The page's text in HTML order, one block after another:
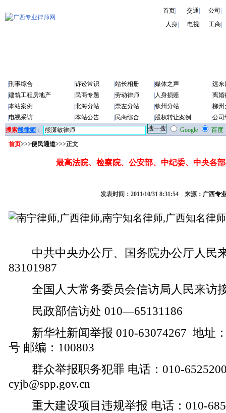
首页| 交通 公司
人身
电视 工商
刑事综合 诉讼常识 站长相册 媒体之声
远东
建筑工程房地产 民商专题 劳动律师 人身损赔
离婚
本站案例 北海分站 崇左分站 钦州分站
柳州
电视采访 本站公告 民商综合 股权转让案例
公司
搜索熊律师 ： Google
百度
首页>>>便民通道>>>正文
最高法院、检察院、公安部、中纪委、中央各
发表时间：2011/10/31 8:31:54 来源： 广西专
中共中央办公厅、国务院办公厅人民
83101987
全国人大常务委员会信访局人民来访
民政部信访处 010—65131186
新华社新闻举报 010-63074267 地址
号 邮编：100803
群众举报职务犯罪 电话：010-
cyjb@spp.gov.cn
重大建设项目违规举报 电话：010-